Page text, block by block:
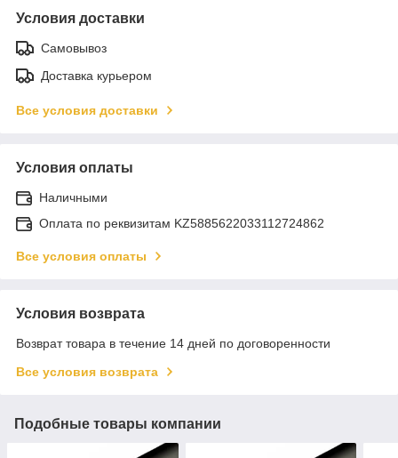
Условия доставки
Самовывоз
Доставка курьером
Все условия доставки
Условия оплаты
Наличными
Оплата по реквизитам KZ5885622033112724862
Все условия оплаты
Условия возврата
Возврат товара в течение 14 дней по договоренности
Все условия возврата
Подобные товары компании